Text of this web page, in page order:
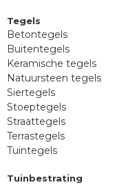
Tegels
Betontegels
Buitentegels
Keramische tegels
Natuursteen tegels
Siertegels
Stoeptegels
Straattegels
Terrastegels
Tuintegels
Tuinbestrating